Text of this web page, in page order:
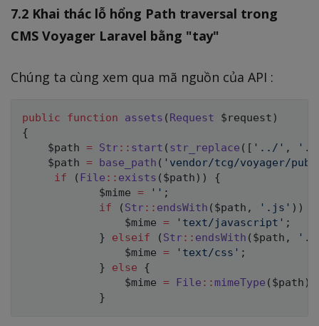
7.2 Khai thác lỗ hổng Path traversal trong
CMS Voyager Laravel bằng "tay"
Chúng ta cùng xem qua mã nguồn của API :
public function assets ( Request $request )
{
$path = Str:: start ( str_replace ( [ '../' ,
$path = base_path ( 'vendor/tcg/voyager/
if
( File :: exists ( $path ) )
{
$mime = '' ;
if
( Str:: endsWith ( $path , '.js' ) )
$mime = 'text/javascript' ;
}
elseif ( Str:: endsWith ( $path ,
$mime = 'text/css' ;
}
else
{
$mime = File :: mimeType ( $path )
}